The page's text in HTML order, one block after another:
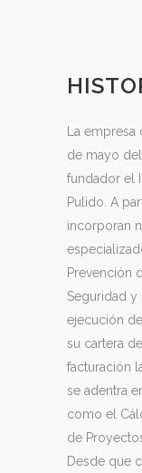
La
de mayo
fundador el
Pulido. A
incorporan
Prevención
Seguridad y
ejecución
su cartera
facturación
se adentra
como el
de
Desde que